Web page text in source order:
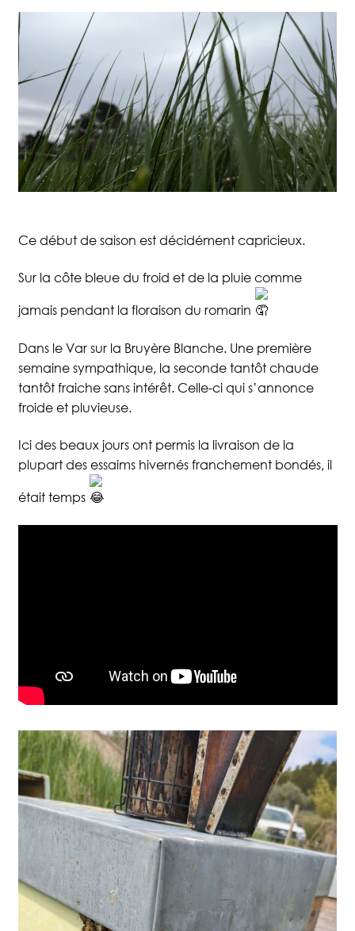
Ce début de saison est décidément capricieux.
Sur la côte bleue du froid et de la pluie comme
jamais pendant la floraison du romarin
Dans le Var sur la Bruyère Blanche. Une première
semaine sympathique, la seconde tantôt chaude
tantôt fraiche sans intérêt. Celle-ci qui s’annonce
froide et pluvieuse.
Ici des beaux jours ont permis la livraison de la
plupart des essaims hivernés franchement bondés, il
était temps